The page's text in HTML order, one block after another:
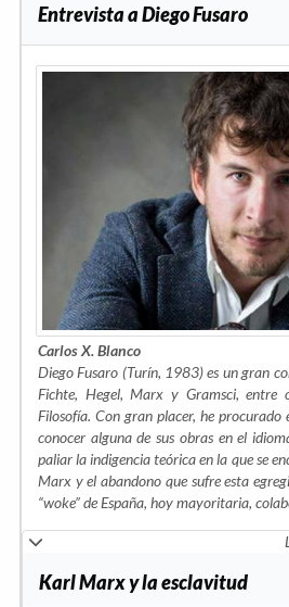
Entrevista a Diego Fusaro
Carlos X. Blanco
Diego Fusaro (Turín, 1983) es un gran
Fichte, Hegel, Marx y Gramsci, entre
Filosofía. Con gran placer, he procurado
conocer alguna de sus obras en el
paliar la indigencia teórica en la que se
Marx y el abandono que sufre esta
“woke” de España, hoy mayoritaria,
Karl Marx y la esclavitud